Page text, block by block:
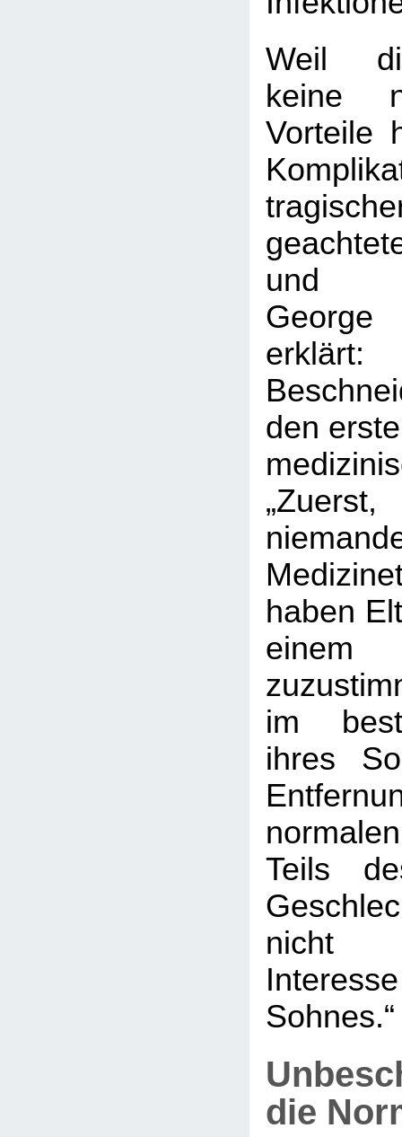
Weil
keine
Vorteile
und
den
haben
im
ihres
Teils
nicht
Sohnes.“
die